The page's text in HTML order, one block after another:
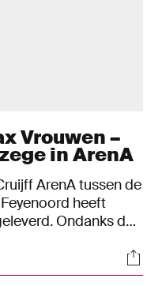
Vrouwen –
in ArenA
ArenA tussen de
heeft
Ondanks de
1.